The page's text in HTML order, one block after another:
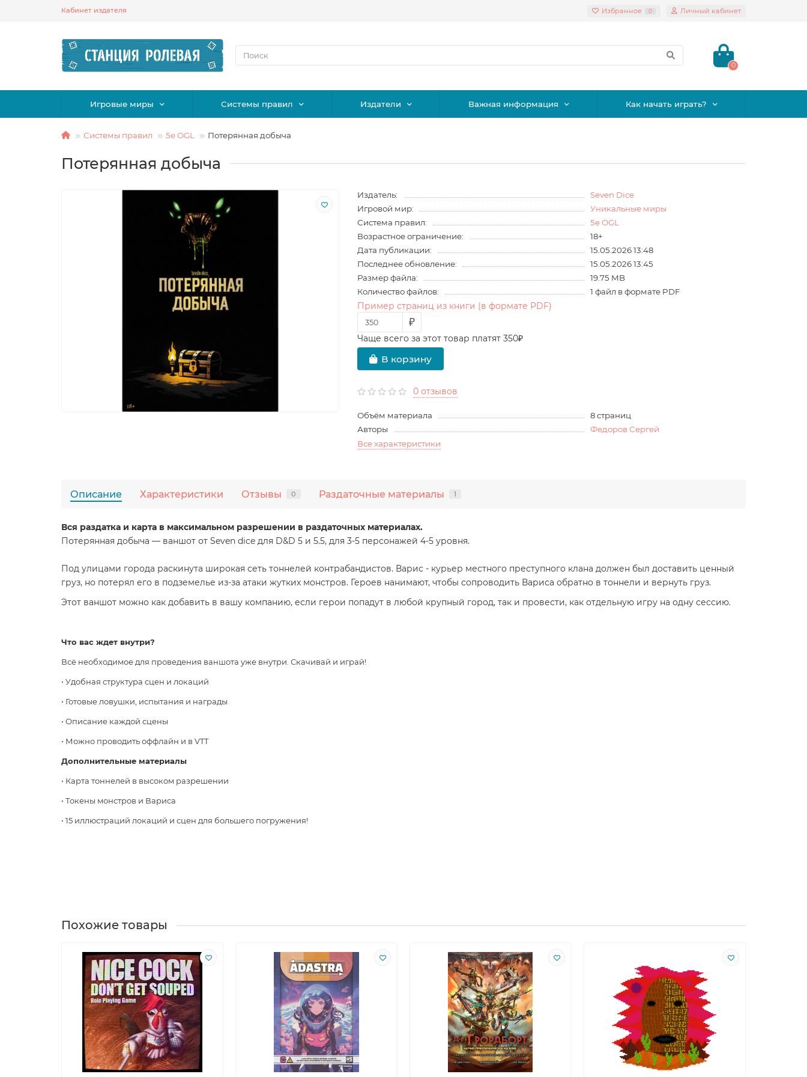
Кабинет издателя Избранное 0 Личный кабинет
0
Игровые миры Системы правил Издатели Важная информация Как начать играть?
Системы правил 5e OGL Потерянная добыча
Потерянная добыча
Издатель:
Seven Dice
Игровой мир:
Уникальные миры
Система правил:
5e OGL
Возрастное ограничение:
18+
Дата публикации:
15.05.2026 13:48
Последнее обновление:
15.05.2026 13:45
Размер файла:
19.75 MB
Количество файлов:
1 файл в формате PDF
Пример страниц из книги (в формате PDF)
₽
Чаще всего за этот товар платят 350₽
В корзину
0 отзывов
Объём материала
8 страниц
Авторы
Федоров Сергей
Все характеристики
Описание Характеристики Отзывы 0 Раздаточные материалы 1
Вся раздатка и карта в максимальном разрешении в раздаточных материалах.
Потерянная добыча — ваншот от Seven dice для D&D 5 и 5.5, для 3-5 персонажей 4-5 уровня.
Под улицами города раскинута широкая сеть тоннелей контрабандистов. Варис - курьер местного преступного клана должен был доставить ценный
груз, но потерял его в подземелье из-за атаки жутких монстров. Героев нанимают, чтобы сопроводить Вариса обратно в тоннели и вернуть груз.
Этот ваншот можно как добавить в вашу компанию, если герои попадут в любой крупный город, так и провести, как отдельную игру на одну сессию.
Что вас ждет внутри?
Всё необходимое для проведения ваншота уже внутри. Скачивай и играй!
• Удобная структура сцен и локаций
• Готовые ловушки, испытания и награды
• Описание каждой сцены
• Можно проводить оффлайн и в VTT
Дополнительные материалы
• Карта тоннелей в высоком разрешении
• Токены монстров и Вариса
• 15 иллюстраций локаций и сцен для большего погружения!
Похожие товары